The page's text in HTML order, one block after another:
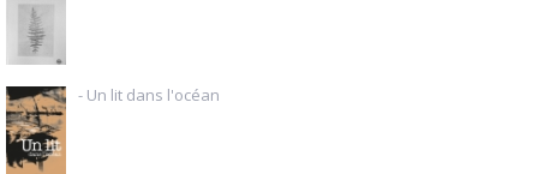
- Un lit dans l'océan